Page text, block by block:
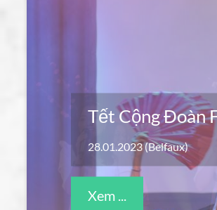
Tết Cộng Đoàn
05.02.2022 (Belfaux)
Xem ...